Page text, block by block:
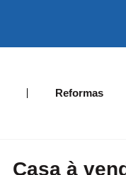
Reformas
Casa à